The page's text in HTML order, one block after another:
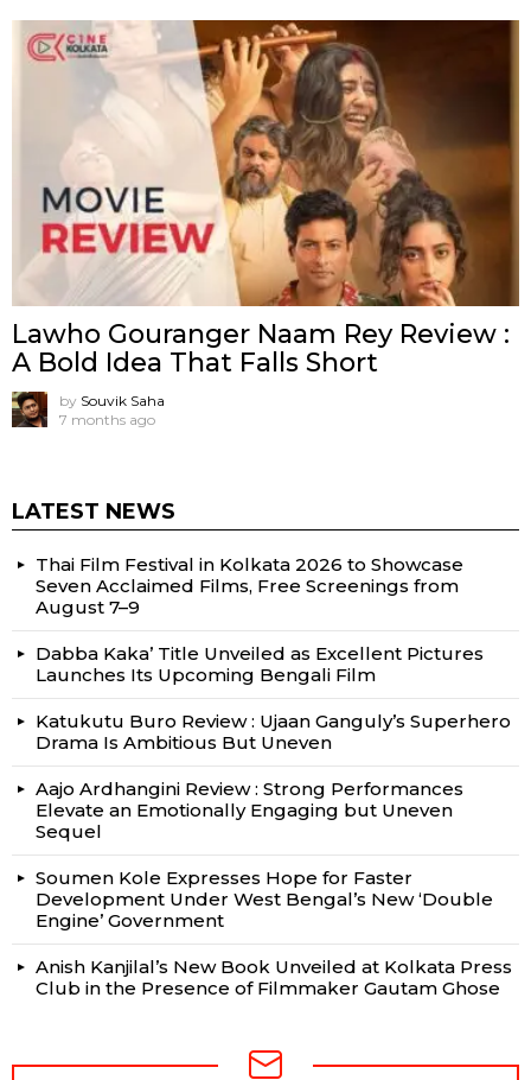
Lawho Gouranger Naam Rey Review :
A Bold Idea That Falls Short
by Souvik Saha
7 months ago
LATEST NEWS
Thai Film Festival in Kolkata 2026 to Showcase
Seven Acclaimed Films, Free Screenings from
August 7–9
Dabba Kaka’ Title Unveiled as Excellent Pictures
Launches Its Upcoming Bengali Film
Katukutu Buro Review : Ujaan Ganguly’s Superhero
Drama Is Ambitious But Uneven
Aajo Ardhangini Review : Strong Performances
Elevate an Emotionally Engaging but Uneven
Sequel
Soumen Kole Expresses Hope for Faster
Development Under West Bengal’s New ‘Double
Engine’ Government
Anish Kanjilal’s New Book Unveiled at Kolkata Press
Club in the Presence of Filmmaker Gautam Ghose